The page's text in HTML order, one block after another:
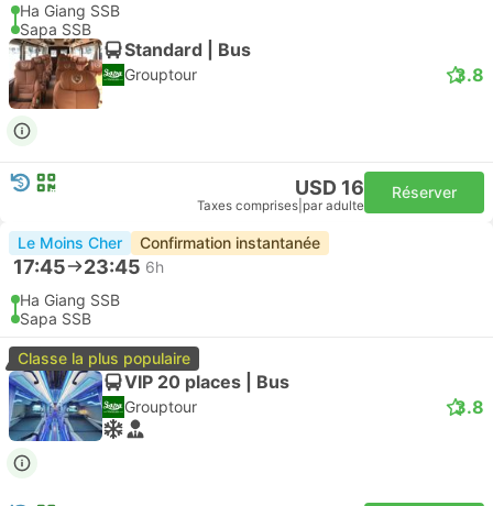
Ha Giang SSB
Sapa SSB
Standard | Bus
Grouptour 3.8
USD 16
Taxes comprises par adulte
Réserver
Le Moins Cher Confirmation instantanée
17:45 23:45 6h
Ha Giang SSB
Sapa SSB
Classe la plus populaire
VIP 20 places | Bus
Grouptour 3.8